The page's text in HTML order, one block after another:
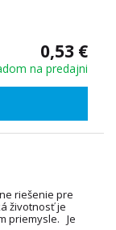
0,53 €
na predajni
riešenie pre
životnosť je
priemysle. Je